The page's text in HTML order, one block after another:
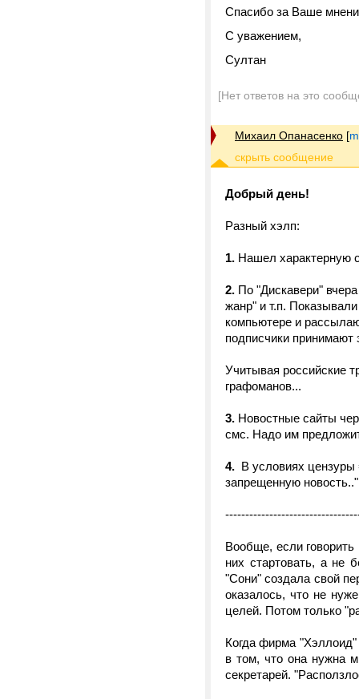
Спасибо за Ваше
С уважением,
Султан
[Нет ответов на это
Михаил Опанасенко [
Добрый день!
Разный хэлп:
1. Нашел характерную
2. По "Дискавери"
жанр" и т.п.
компьютере и
подписчики принимают
Учитывая российские
графоманов...
3. Новостные сайты
смс. Надо им
4. В условиях цензуры
запрещенную
Вообще, если
них стартовать, а не
"Сони" создала свой
оказалось, что не
целей. Потом только
Когда фирма
в том, что она нужна
секретарей.